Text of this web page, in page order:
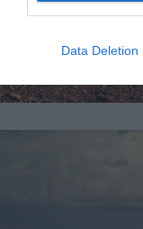
Data Deletion